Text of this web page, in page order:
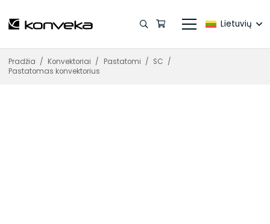
Lietuvių
Pradžia / Konvektoriai / Pastatomi / SC /
Pastatomas konvektorius